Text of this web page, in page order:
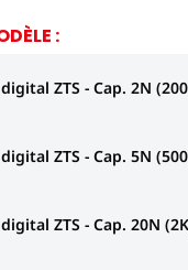
:
ZTS - Cap. 2N
ZTS - Cap. 5N
ZTS - Cap. 20N